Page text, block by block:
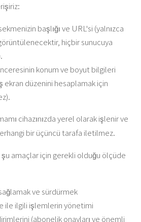
başlığı ve URL'si (yalnızca
hiçbir sunucuya
konum ve boyut bilgileri
ekran düzenini hesaplamak için
cihazınızda yerel olarak işlenir ve
bir üçüncü tarafa iletilmez.
şu amaçlar için gerekli olduğu ölçüde
ve sürdürmek
ile ilgili işlemlerin yönetimi
(abonelik onayları ve önemli